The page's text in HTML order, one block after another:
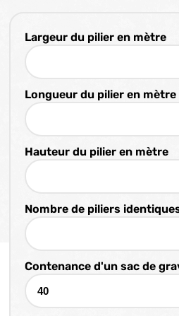
Largeur du pilier en mètre
Longueur du pilier en mètre
Hauteur du pilier en mètre
Nombre de piliers
Contenance d'un sac de